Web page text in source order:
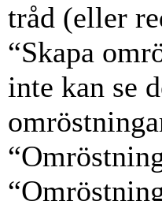
tråd (eller
“Skapa
inte kan se